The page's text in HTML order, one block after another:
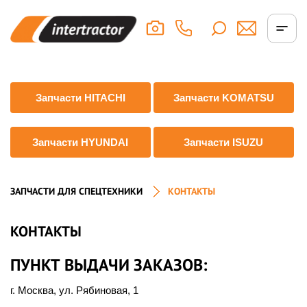
Запчасти HITACHI Запчасти KOMATSU
Запчасти HYUNDAI Запчасти ISUZU
ЗАПЧАСТИ ДЛЯ СПЕЦТЕХНИКИ КОНТАКТЫ
КОНТАКТЫ
ПУНКТ ВЫДАЧИ ЗАКАЗОВ:
г. Москва, ул. Рябиновая, 1